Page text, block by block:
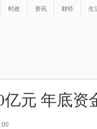
时政 资讯 财经 生
亿元 年底资